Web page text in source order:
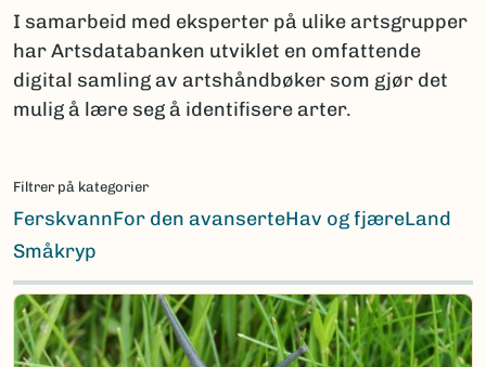
I samarbeid med eksperter på ulike artsgrupper
har Artsdatabanken utviklet en omfattende
digital samling av artshåndbøker som gjør det
mulig å lære seg å identifisere arter.
Filtrer på kategorier
FerskvannFor den avanserteHav og fjæreLand
Småkryp